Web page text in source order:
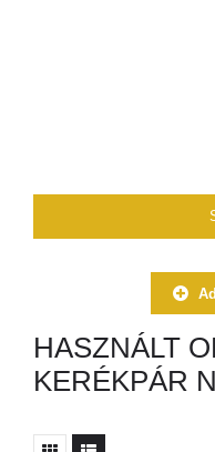
HASZNÁLT
KERÉKPÁR